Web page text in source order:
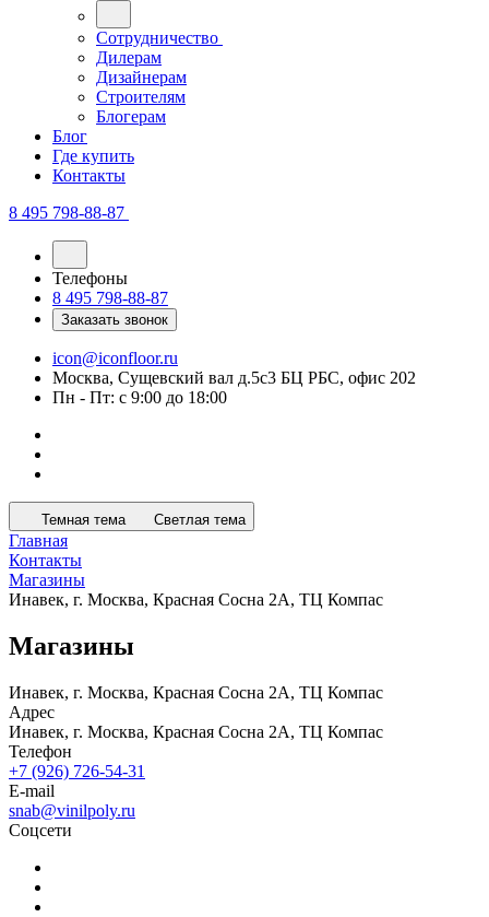
Сотрудничество
Дилерам
Дизайнерам
Строителям
Блогерам
Блог
Где купить
Контакты
8 495 798-88-87
Телефоны
8 495 798-88-87
Заказать звонок
icon@iconfloor.ru
Москва, Сущевский вал д.5с3 БЦ РБС, офис 202
Пн - Пт: с 9:00 до 18:00
Темная тема Светлая тема
Главная
Контакты
Магазины
Инавек, г. Москва, Красная Сосна 2А, ТЦ Компас
Магазины
Инавек, г. Москва, Красная Сосна 2А, ТЦ Компас
Адрес
Инавек, г. Москва, Красная Сосна 2А, ТЦ Компас
Телефон
+7 (926) 726-54-31
E-mail
snab@vinilpoly.ru
Соцсети